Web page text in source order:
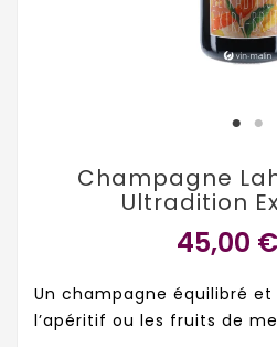
Champagne
Ultradition
45,00 €
Un champagne équilibré
l’apéritif ou les fruits de